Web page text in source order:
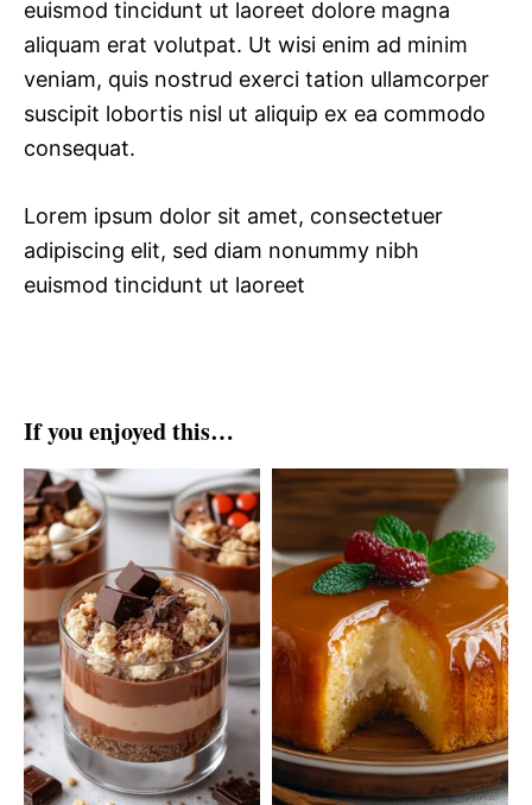
euismod tincidunt ut laoreet dolore magna
aliquam erat volutpat. Ut wisi enim ad minim
veniam, quis nostrud exerci tation ullamcorper
suscipit lobortis nisl ut aliquip ex ea commodo
consequat.
Lorem ipsum dolor sit amet, consectetuer
adipiscing elit, sed diam nonummy nibh
euismod tincidunt ut laoreet
If you enjoyed this…